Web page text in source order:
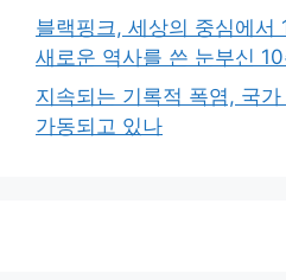
블랙핑크, 세상의 중심에서
새로운 역사를 쓴 눈부신
지속되는 기록적 폭염, 국
가동되고 있나